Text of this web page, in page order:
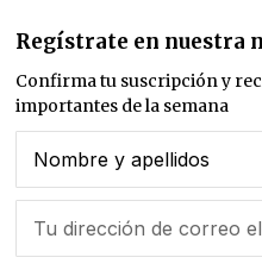
Regístrate en nuestra
Confirma tu suscripción y
importantes de la semana